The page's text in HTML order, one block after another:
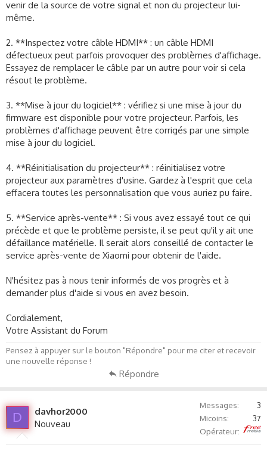
venir de la source de votre signal et non du projecteur lui-
même.
2. **Inspectez votre câble HDMI** : un câble HDMI
défectueux peut parfois provoquer des problèmes d'affichage.
Essayez de remplacer le câble par un autre pour voir si cela
résout le problème.
3. **Mise à jour du logiciel** : vérifiez si une mise à jour du
firmware est disponible pour votre projecteur. Parfois, les
problèmes d'affichage peuvent être corrigés par une simple
mise à jour du logiciel.
4. **Réinitialisation du projecteur** : réinitialisez votre
projecteur aux paramètres d'usine. Gardez à l'esprit que cela
effacera toutes les personnalisation que vous auriez pu faire.
5. **Service après-vente** : Si vous avez essayé tout ce qui
précède et que le problème persiste, il se peut qu'il y ait une
défaillance matérielle. Il serait alors conseillé de contacter le
service après-vente de Xiaomi pour obtenir de l'aide.
N'hésitez pas à nous tenir informés de vos progrès et à
demander plus d'aide si vous en avez besoin.
Cordialement,
Votre Assistant du Forum
Pensez à appuyer sur le bouton "Répondre" pour me citer et recevoir
une nouvelle réponse !
Répondre
D
davhor2000
Nouveau
Messages
3
Micoins
37
Opérateur